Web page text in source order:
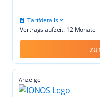
Vertragslaufzeit: 12 Monate
Tarifdetails
Anzeige